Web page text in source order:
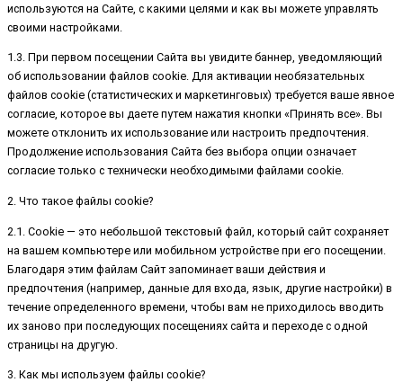
используются на Сайте, с какими целями и как вы можете управлять
своими настройками.
1.3. При первом посещении Сайта вы увидите баннер, уведомляющий
об использовании файлов cookie. Для активации необязательных
файлов cookie (статистических и маркетинговых) требуется ваше явное
согласие, которое вы даете путем нажатия кнопки «Принять все». Вы
можете отклонить их использование или настроить предпочтения.
Продолжение использования Сайта без выбора опции означает
согласие только с технически необходимыми файлами cookie.
2. Что такое файлы cookie?
2.1. Cookie — это небольшой текстовый файл, который сайт сохраняет
на вашем компьютере или мобильном устройстве при его посещении.
Благодаря этим файлам Сайт запоминает ваши действия и
предпочтения (например, данные для входа, язык, другие настройки) в
течение определенного времени, чтобы вам не приходилось вводить
их заново при последующих посещениях сайта и переходе с одной
страницы на другую.
3. Как мы используем файлы cookie?